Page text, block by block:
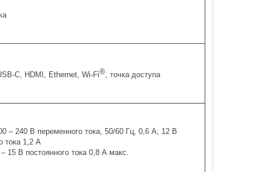
C, HDMI, Ethernet, Wi-Fi®, точка доступа
– 240 В переменного тока, 50/60 Гц, 0,6 А; 12 В
тока 1,2 А
15 В постоянного тока 0,8 А макс.